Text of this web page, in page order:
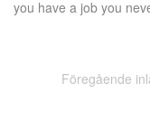
you have a job you
Föregående